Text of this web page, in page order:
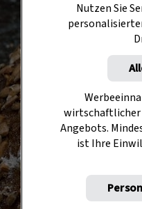
Nutzen Sie
wirtschaftlicher
Angebots.
ist Ihre